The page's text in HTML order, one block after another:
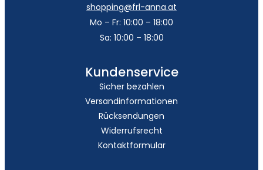
shopping@frl-anna.at
Mo – Fr: 10:00 – 18:00
Sa: 10:00 – 18:00
Kundenservice
Sicher bezahlen
Versandinformationen
Rücksendungen
Widerrufsrecht
Kontaktformular